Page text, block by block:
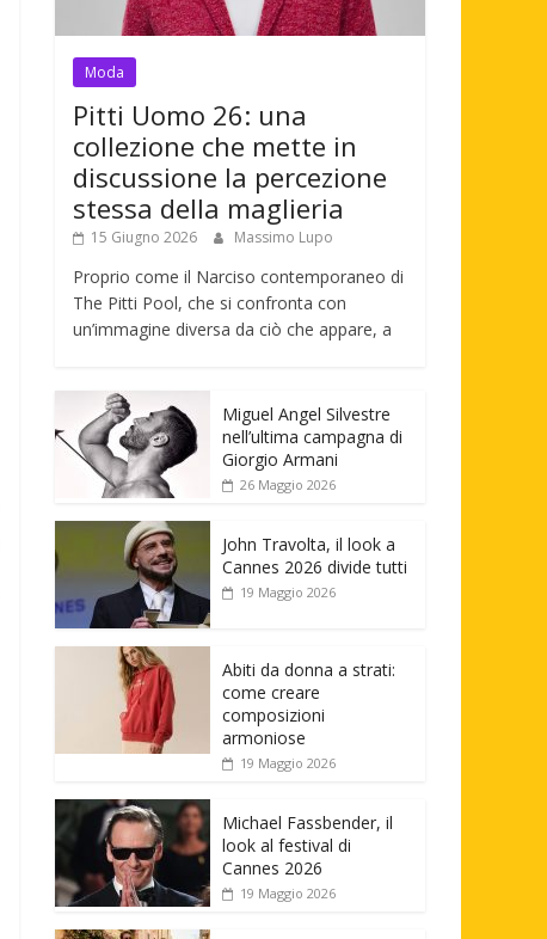
Moda
Pitti Uomo 26: una
collezione che mette in
discussione la percezione
stessa della maglieria
15 Giugno 2026 Massimo Lupo
Proprio come il Narciso contemporaneo di
The Pitti Pool, che si confronta con
un’immagine diversa da ciò che appare, a
Miguel Angel Silvestre
nell’ultima campagna di
Giorgio Armani
26 Maggio 2026
John Travolta, il look a
Cannes 2026 divide tutti
19 Maggio 2026
Abiti da donna a strati:
come creare
composizioni
armoniose
19 Maggio 2026
Michael Fassbender, il
look al festival di
Cannes 2026
19 Maggio 2026